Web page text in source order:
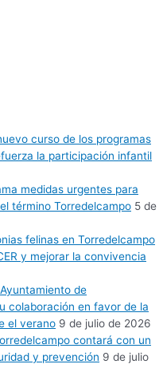
curso de los programas
la participación infantil
medidas urgentes para
término Torredelcampo 5 de
felinas en Torredelcampo
y mejorar la convivencia
de
colaboración en favor de la
el verano 9 de julio de 2026
contará con un
y prevención 9 de julio